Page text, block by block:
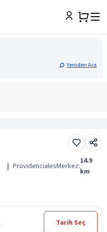
Yeniden Ara
| ProvidencialesMerkez:
14.9
km
Tarih Seç